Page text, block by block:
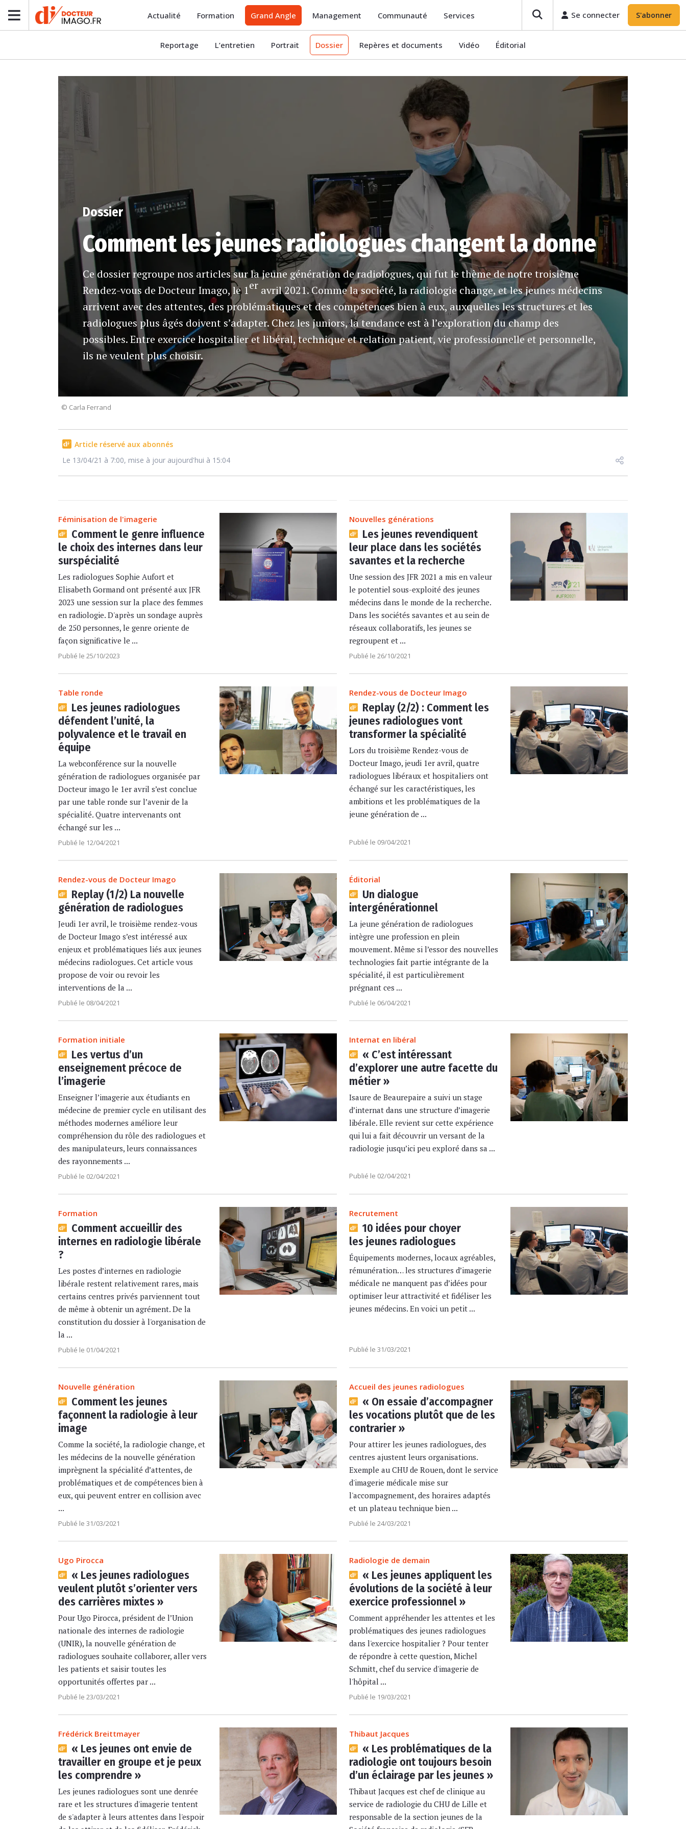
Actualité Formation Grand Angle Management Communauté Services Se connecter S'abonner
Reportage L’entretien Portrait Dossier Repères et documents Vidéo Éditorial
Dossier
Comment les jeunes radiologues changent la donne
Ce dossier regroupe nos articles sur la jeune génération de radiologues, qui fut le thème de notre troisième
Rendez-vous de Docteur Imago, le 1er avril 2021. Comme la société, la radiologie change, et les jeunes médecins
arrivent avec des attentes, des problématiques et des compétences bien à eux, auxquelles les structures et les
radiologues plus âgés doivent s’adapter. Chez les juniors, la tendance est à l’exploration du champ des
possibles. Entre exercice hospitalier et libéral, technique et relation patient, vie professionnelle et personnelle,
ils ne veulent plus choisir.
© Carla Ferrand
Article réservé aux abonnés
Le 13/04/21 à 7:00, mise à jour aujourd'hui à 15:04
Féminisation de l'imagerie
Comment le genre influence
le choix des internes dans leur
surspécialité
Les radiologues Sophie Aufort et
Elisabeth Gormand ont présenté aux JFR
2023 une session sur la place des femmes
en radiologie. D'après un sondage auprès
de 250 personnes, le genre oriente de
façon significative le ...
Publié le 25/10/2023
Nouvelles générations
Les jeunes revendiquent
leur place dans les sociétés
savantes et la recherche
Une session des JFR 2021 a mis en valeur
le potentiel sous-exploité des jeunes
médecins dans le monde de la recherche.
Dans les sociétés savantes et au sein de
réseaux collaboratifs, les jeunes se
regroupent et ...
Publié le 26/10/2021
Table ronde
Les jeunes radiologues
défendent l’unité, la
polyvalence et le travail en
équipe
La webconférence sur la nouvelle
génération de radiologues organisée par
Docteur imago le 1er avril s’est conclue
par une table ronde sur l’avenir de la
spécialité. Quatre intervenants ont
échangé sur les ...
Publié le 12/04/2021
Rendez-vous de Docteur Imago
Replay (2/2) : Comment les
jeunes radiologues vont
transformer la spécialité
Lors du troisième Rendez-vous de
Docteur Imago, jeudi 1er avril, quatre
radiologues libéraux et hospitaliers ont
échangé sur les caractéristiques, les
ambitions et les problématiques de la
jeune génération de ...
Publié le 09/04/2021
Rendez-vous de Docteur Imago
Replay (1/2) La nouvelle
génération de radiologues
Jeudi 1er avril, le troisième rendez-vous
de Docteur Imago s’est intéressé aux
enjeux et problématiques liés aux jeunes
médecins radiologues. Cet article vous
propose de voir ou revoir les
interventions de la ...
Publié le 08/04/2021
Éditorial
Un dialogue
intergénérationnel
La jeune génération de radiologues
intègre une profession en plein
mouvement. Même si l’essor des nouvelles
technologies fait partie intégrante de la
spécialité, il est particulièrement
prégnant ces ...
Publié le 06/04/2021
Formation initiale
Les vertus d’un
enseignement précoce de
l’imagerie
Enseigner l’imagerie aux étudiants en
médecine de premier cycle en utilisant des
méthodes modernes améliore leur
compréhension du rôle des radiologues et
des manipulateurs, leurs connaissances
des rayonnements ...
Publié le 02/04/2021
Internat en libéral
« C’est intéressant
d’explorer une autre facette du
métier »
Isaure de Beaurepaire a suivi un stage
d’internat dans une structure d’imagerie
libérale. Elle revient sur cette expérience
qui lui a fait découvrir un versant de la
radiologie jusqu’ici peu exploré dans sa ...
Publié le 02/04/2021
Formation
Comment accueillir des
internes en radiologie libérale
?
Les postes d’internes en radiologie
libérale restent relativement rares, mais
certains centres privés parviennent tout
de même à obtenir un agrément. De la
constitution du dossier à l'organisation de
la ...
Publié le 01/04/2021
Recrutement
10 idées pour choyer
les jeunes radiologues
Équipements modernes, locaux agréables,
rémunération… les structures d’imagerie
médicale ne manquent pas d’idées pour
optimiser leur attractivité et fidéliser les
jeunes médecins. En voici un petit ...
Publié le 31/03/2021
Nouvelle génération
Comment les jeunes
façonnent la radiologie à leur
image
Comme la société, la radiologie change, et
les médecins de la nouvelle génération
imprègnent la spécialité d’attentes, de
problématiques et de compétences bien à
eux, qui peuvent entrer en collision avec
...
Publié le 31/03/2021
Accueil des jeunes radiologues
« On essaie d’accompagner
les vocations plutôt que de les
contrarier »
Pour attirer les jeunes radiologues, des
centres ajustent leurs organisations.
Exemple au CHU de Rouen, dont le service
d'imagerie médicale mise sur
l'accompagnement, des horaires adaptés
et un plateau technique bien ...
Publié le 24/03/2021
Ugo Pirocca
« Les jeunes radiologues
veulent plutôt s’orienter vers
des carrières mixtes »
Pour Ugo Pirocca, président de l’Union
nationale des internes de radiologie
(UNIR), la nouvelle génération de
radiologues souhaite collaborer, aller vers
les patients et saisir toutes les
opportunités offertes par ...
Publié le 23/03/2021
Radiologie de demain
« Les jeunes appliquent les
évolutions de la société à leur
exercice professionnel »
Comment appréhender les attentes et les
problématiques des jeunes radiologues
dans l'exercice hospitalier ? Pour tenter
de répondre à cette question, Michel
Schmitt, chef du service d'imagerie de
l'hôpital ...
Publié le 19/03/2021
Frédérick Breittmayer
« Les jeunes ont envie de
travailler en groupe et je peux
les comprendre »
Les jeunes radiologues sont une denrée
rare et les structures d'imagerie tentent
de s'adapter à leurs attentes dans l'espoir
Thibaut Jacques
« Les problématiques de la
radiologie ont toujours besoin
d’un éclairage par les jeunes »
Thibaut Jacques est chef de clinique au
service de radiologie du CHU de Lille et
responsable de la section jeunes de la